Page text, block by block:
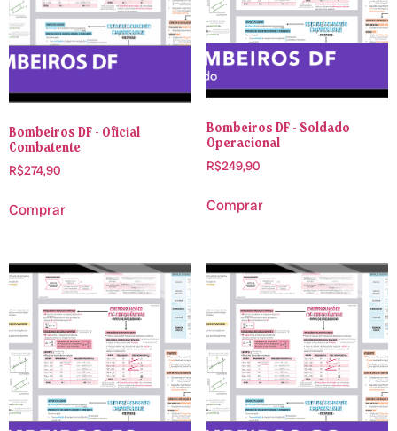
Bombeiros DF - Oficial
Combatente
R$274,90
Comprar
Bombeiros DF - Soldado
Operacional
R$249,90
Comprar